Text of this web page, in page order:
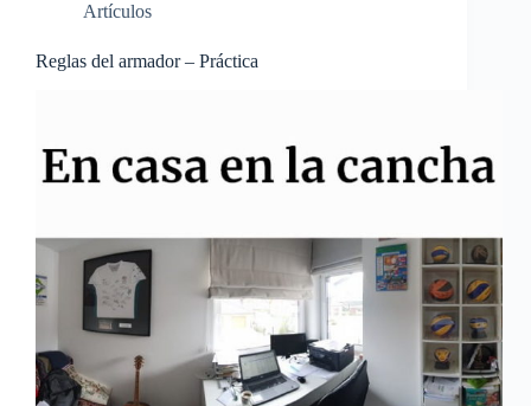
Artículos
Reglas del armador – Práctica